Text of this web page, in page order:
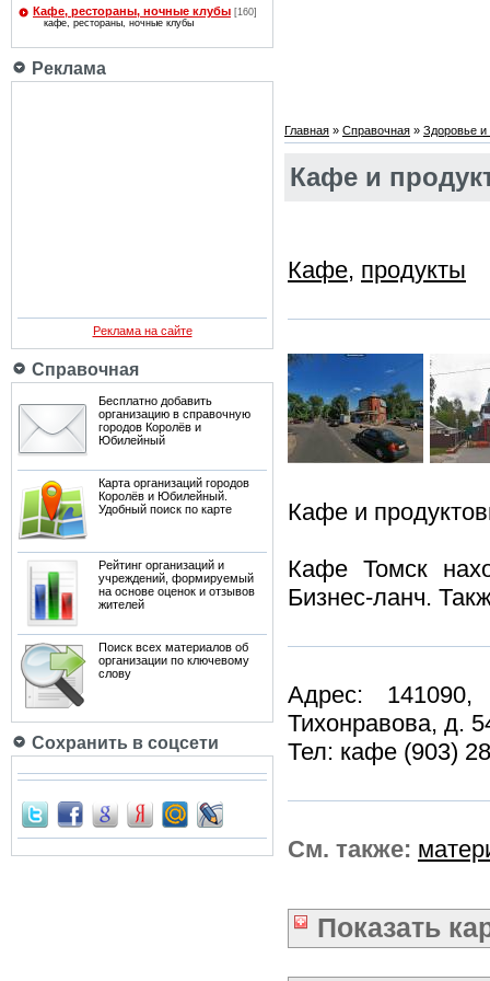
Кафе, рестораны, ночные клубы [160]
кафе, рестораны, ночные клубы
Реклама
Реклама на сайте
Справочная
Бесплатно добавить
организацию в справочную
городов Королёв и
Юбилейный
Карта организаций городов
Королёв и Юбилейный.
Удобный поиск по карте
Рейтинг организаций и
учреждений, формируемый
на основе оценок и отзывов
жителей
Поиск всех материалов об
организации по ключевому
слову
Сохранить в соцсети
Главная » Справочная » Здоровье и
Кафе и
Кафе, продукты
Кафе и
Кафе Томск
Бизнес-ланч.
Адрес:
Тихонравова, д.
Тел: кафе (903)
См. также:
Показать